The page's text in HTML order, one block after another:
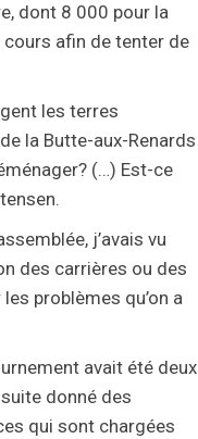
dont 8 000 pour la
afin de tenter de
les terres
la Butte-aux-Renards
(…) Est-ce
j’avais vu
des carrières ou des
problèmes qu’on a
avait été deux
donné des
qui sont chargées